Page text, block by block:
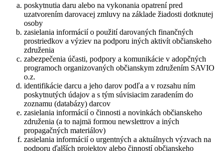
poskytnutia daru alebo na vykonania opatrení pred
uzatvorením darovacej zmluvy na základe žiadosti dotknutej
osoby
zasielania informácií o použití darovaných finančných
prostriedkov a výziev na podporu iných aktivít občianskeho
združenia
zabezpečenia účasti, podpory a komunikácie v adopčných
programoch organizovaných občianskym združením SAVIO
o.z.
identifikácie darcu a jeho darov podľa a v rozsahu ním
poskytnutých údajov a s tým súvisiacim zaradením do
zoznamu (databázy) darcov
zasielania informácií o činnosti a novinkách občianskeho
združenia (a to najmä formou newslettrov a iných
propagačných materiálov)
zasielania informácií o urgentných a aktuálnych výzvach na
podporu ďalších projektov alebo činností občianskeho